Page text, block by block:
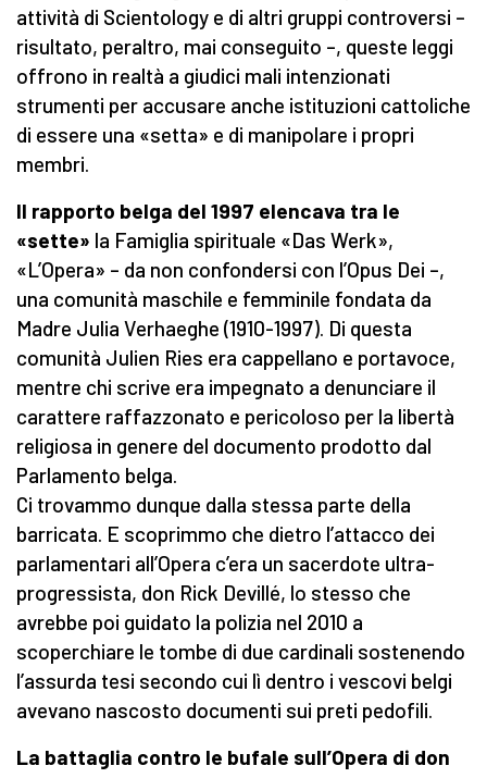
attività di Scientology e di altri gruppi controversi –
risultato, peraltro, mai conseguito –, queste leggi
offrono in realtà a giudici mali intenzionati
strumenti per accusare anche istituzioni cattoliche
di essere una «setta» e di manipolare i propri
membri.
Il rapporto belga del 1997 elencava tra le
«sette» la Famiglia spirituale «Das Werk»,
«L’Opera» – da non confondersi con l’Opus Dei –,
una comunità maschile e femminile fondata da
Madre Julia Verhaeghe (1910-1997). Di questa
comunità Julien Ries era cappellano e portavoce,
mentre chi scrive era impegnato a denunciare il
carattere raffazzonato e pericoloso per la libertà
religiosa in genere del documento prodotto dal
Parlamento belga.
Ci trovammo dunque dalla stessa parte della
barricata. E scoprimmo che dietro l’attacco dei
parlamentari all’Opera c’era un sacerdote ultra-
progressista, don Rick Devillé, lo stesso che
avrebbe poi guidato la polizia nel 2010 a
scoperchiare le tombe di due cardinali sostenendo
l’assurda tesi secondo cui lì dentro i vescovi belgi
avevano nascosto documenti sui preti pedofili.
La battaglia contro le bufale sull’Opera di don